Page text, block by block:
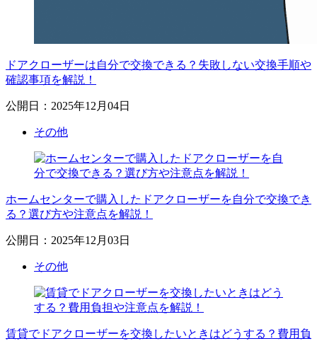
ドアクローザーは自分で交換できる？失敗しない交換手順や
確認事項を解説！
公開日：2025年12月04日
その他
ホームセンターで購入したドアクローザーを自分で交換でき
る？選び方や注意点を解説！
公開日：2025年12月03日
その他
賃貸でドアクローザーを交換したいときはどうする？費用負